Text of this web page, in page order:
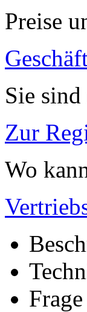
Preise
Sie
Zur
Wo